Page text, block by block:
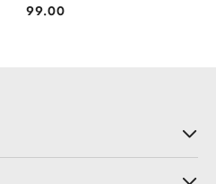
Cena:
99.00